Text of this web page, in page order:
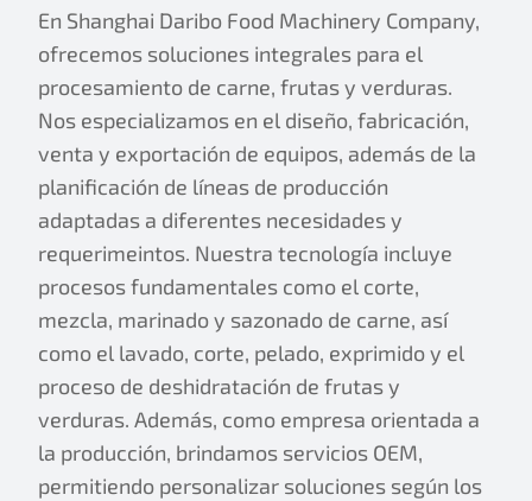
En Shanghai Daribo Food Machinery Company,
ofrecemos soluciones integrales para el
procesamiento de carne, frutas y verduras.
Nos especializamos en el diseño, fabricación,
venta y exportación de equipos, además de la
planificación de líneas de producción
adaptadas a diferentes necesidades y
requerimeintos. Nuestra tecnología incluye
procesos fundamentales como el corte,
mezcla, marinado y sazonado de carne, así
como el lavado, corte, pelado, exprimido y el
proceso de deshidratación de frutas y
verduras. Además, como empresa orientada a
la producción, brindamos servicios OEM,
permitiendo personalizar soluciones según los